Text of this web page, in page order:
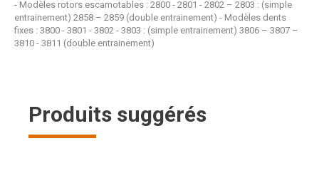
- Modèles rotors escamotables : 2800 - 2801 - 2802 – 2803 : (simple
entrainement) 2858 – 2859 (double entrainement) - Modèles dents
fixes : 3800 - 3801 - 3802 - 3803 : (simple entrainement) 3806 – 3807 –
3810 - 3811 (double entrainement)
Produits suggérés